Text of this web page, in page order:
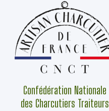
Confédération Nationale
des Charcutiers Traiteurs